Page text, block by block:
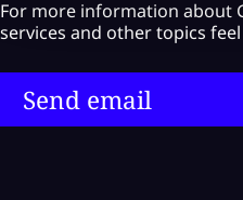
For more information about
services and other topics
Send email